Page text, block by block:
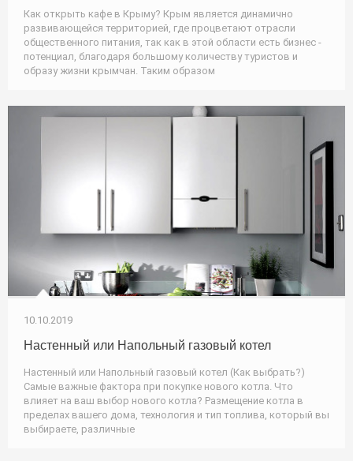
Как открыть кафе в Крыму? Крым является динамично
развивающейся территорией, где процветают отрасли
общественного питания, так как в этой области есть бизнес -
потенциал, благодаря большому количеству туристов и
образу жизни крымчан. Таким образом
10.10.2019
Настенный или Напольный газовый котел
Настенный или Напольный газовый котел (Как выбрать?)
Самые важные фактора при покупке нового котла. Что
влияет на ваш выбор нового котла? Размещение котла в
пределах вашего дома, технология и тип топлива, который вы
выбираете, различные